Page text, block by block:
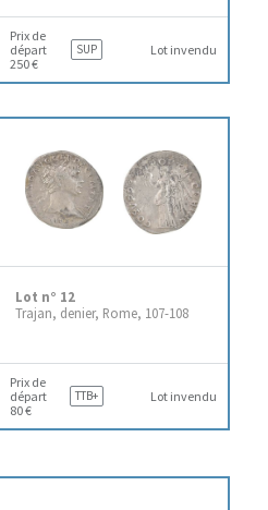
Prix de
départ
250 €
SUP Lot invendu
Lot n° 12
Trajan, denier, Rome, 107-108
Prix de
départ
80 €
TTB+ Lot invendu